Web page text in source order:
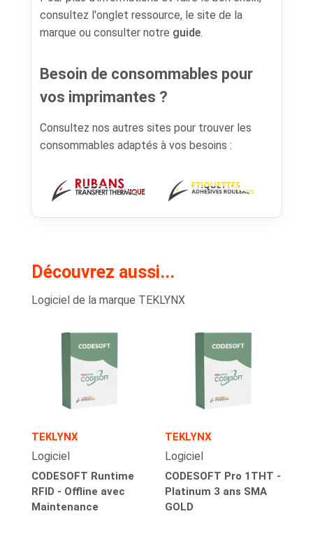
consultez l'onglet ressource, le site de la
marque ou consulter notre guide.
Besoin de consommables pour
vos imprimantes ?
Consultez nos autres sites pour trouver les
consommables adaptés à vos besoins :
Découvrez aussi...
Logiciel de la marque TEKLYNX
TEKLYNX
Logiciel
CODESOFT Runtime
RFID - Offline avec
Maintenance
TEKLYNX
Logiciel
CODESOFT Pro 1THT -
Platinum 3 ans SMA
GOLD